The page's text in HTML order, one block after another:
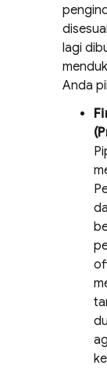
lagi
Anda